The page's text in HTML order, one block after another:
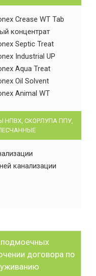
Crease WT Tab
концентрат
Septic Treat
Industrial UP
Aqua Treat
Oil Solvent
Animal WT
НПВХ, СКОРЛУПА ППУ,
канализации
подмоечных
договора по